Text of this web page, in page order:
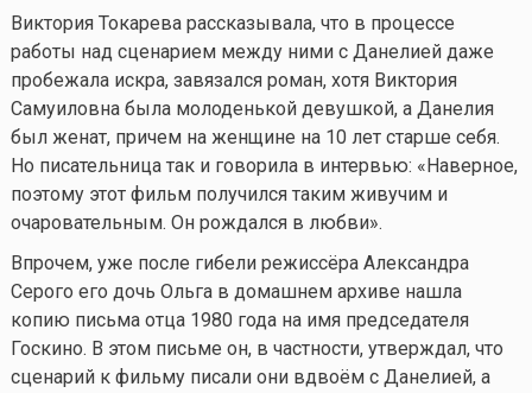
Виктория Токарева рассказывала, что в процессе
работы над сценарием между ними с Данелией даже
пробежала искра, завязался роман, хотя Виктория
Самуиловна была молоденькой девушкой, а Данелия
был женат, причем на женщине на 10 лет старше себя.
Но писательница так и говорила в интервью: «Наверное,
поэтому этот фильм получился таким живучим и
очаровательным. Он рождался в любви».
Впрочем, уже после гибели режиссёра Александра
Серого его дочь Ольга в домашнем архиве нашла
копию письма отца 1980 года на имя председателя
Госкино. В этом письме он, в частности, утверждал, что
сценарий к фильму писали они вдвоём с Данелией, а